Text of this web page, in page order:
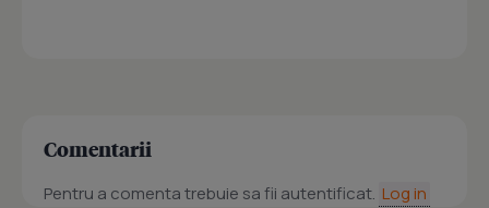
Comentarii
Pentru a comenta trebuie sa fii autentificat. Log in